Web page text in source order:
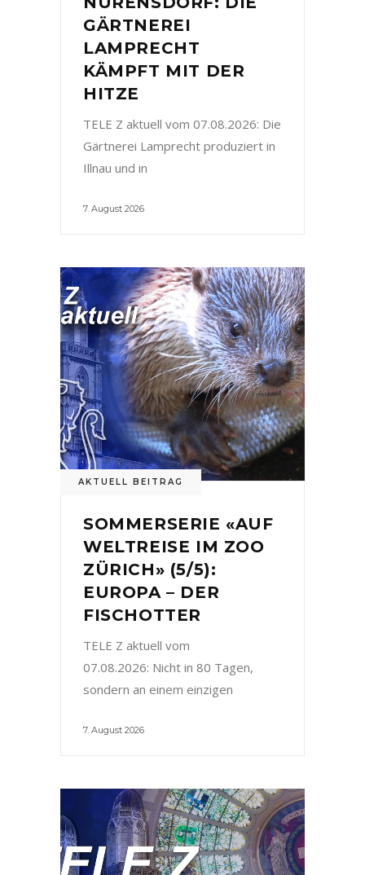
GÄRTNEREI
LAMPRECHT
KÄMPFT MIT DER
HITZE
TELE Z aktuell vom 07.08.2026: Die
Gärtnerei Lamprecht produziert in
Illnau und in
7. August 2026
AKTUELL BEITRAG
SOMMERSERIE «AUF
WELTREISE IM ZOO
ZÜRICH» (5/5):
EUROPA – DER
FISCHOTTER
TELE Z aktuell vom
07.08.2026: Nicht in 80 Tagen,
sondern an einem einzigen
7. August 2026